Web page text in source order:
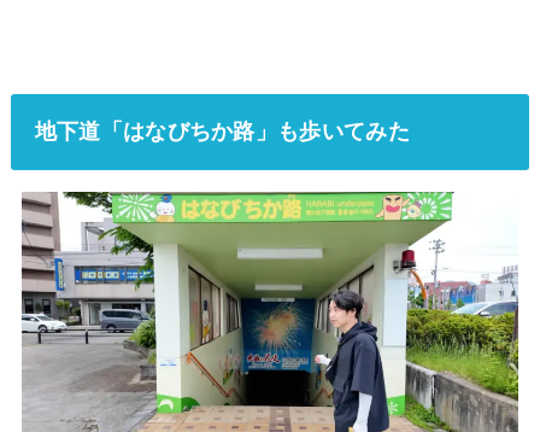
地下道「はなびちか路」も歩いてみた